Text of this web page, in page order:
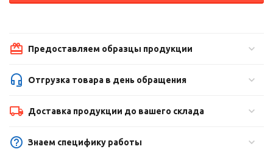
Предоставляем образцы продукции
Отгрузка товара в день обращения
Доставка продукции до вашего склада
Знаем специфику работы